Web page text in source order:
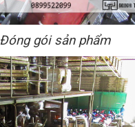
Đóng gói sản phẩm